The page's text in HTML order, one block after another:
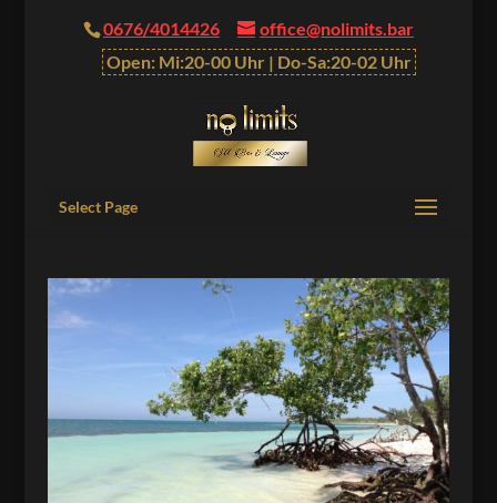
0676/4014426
office@nolimits.bar
Open: Mi:20-00 Uhr | Do-Sa:20-02 Uhr
Select Page